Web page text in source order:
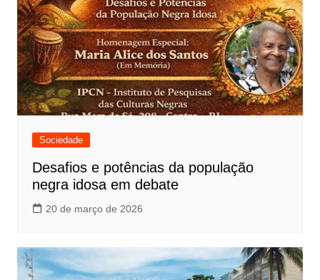
Sociedade
Desafios e potências da população
negra idosa em debate
20 de março de 2026